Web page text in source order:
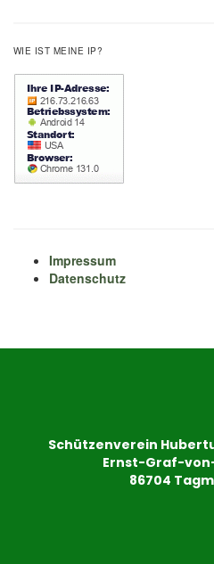
WIE IST MEINE IP?
Impressum
Datenschutz
Schützenverein
Ernst-Graf-
86704